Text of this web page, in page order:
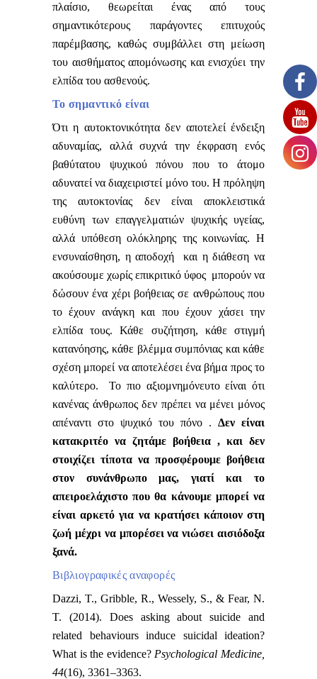
πλαίσιο, θεωρείται ένας από τους
σημαντικότερους παράγοντες επιτυχούς
παρέμβασης, καθώς συμβάλλει στη μείωση
του αισθήματος απομόνωσης και ενισχύει την
ελπίδα του ασθενούς.
Το σημαντικό είναι
Ότι η αυτοκτονικότητα δεν αποτελεί ένδειξη
αδυναμίας, αλλά συχνά την έκφραση ενός
βαθύτατου ψυχικού πόνου που το άτομο
αδυνατεί να διαχειριστεί μόνο του. Η πρόληψη
της αυτοκτονίας δεν είναι αποκλειστικά
ευθύνη των επαγγελματιών ψυχικής υγείας,
αλλά υπόθεση ολόκληρης της κοινωνίας. Η
ενσυναίσθηση, η αποδοχή και η διάθεση να
ακούσουμε χωρίς επικριτικό ύφος μπορούν να
δώσουν ένα χέρι βοήθειας σε ανθρώπους που
το έχουν ανάγκη και που έχουν χάσει την
ελπίδα τους. Κάθε συζήτηση, κάθε στιγμή
κατανόησης, κάθε βλέμμα συμπόνιας και κάθε
σχέση μπορεί να αποτελέσει ένα βήμα προς το
καλύτερο. Το πιο αξιομνημόνευτο είναι ότι
κανένας άνθρωπος δεν πρέπει να μένει μόνος
απέναντι στο ψυχικό του πόνο . Δεν είναι
κατακριτέο να ζητάμε βοήθεια , και δεν
στοιχίζει τίποτα να προσφέρουμε βοήθεια
στον συνάνθρωπο μας, γιατί και το
απειροελάχιστο που θα κάνουμε μπορεί να
είναι αρκετό για να κρατήσει κάποιον στη
ζωή μέχρι να μπορέσει να νιώσει αισιόδοξα
ξανά.
Βιβλιογραφικές αναφορές
Dazzi, T., Gribble, R., Wessely, S., & Fear, N.
T. (2014). Does asking about suicide and
related behaviours induce suicidal ideation?
What is the evidence? Psychological Medicine,
44(16), 3361–3363.